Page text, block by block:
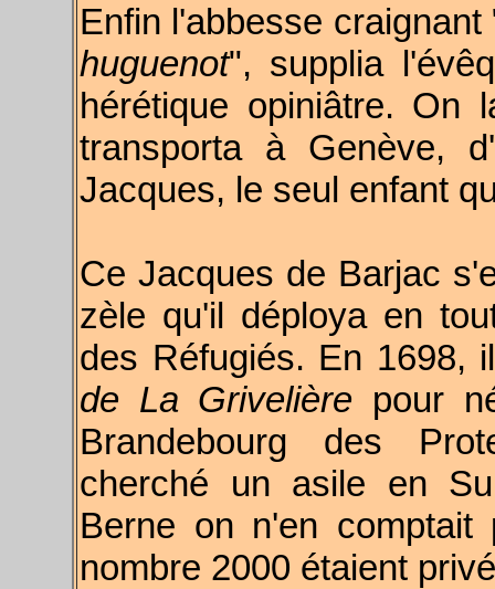
Enfin l'abbesse craignant
huguenot", supplia
hérétique opiniâtre.
transporta à Genève,
Jacques, le seul enfant
Ce Jacques de Barjac
zèle qu'il déploya en
des Réfugiés. En 1698,
de La Grivelière pour
Brandebourg des
cherché un asile en
Berne on n'en
nombre 2000 étaient